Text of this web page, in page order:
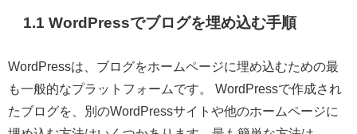
1.1 WordPressでブログを埋め込む手順
WordPressは、ブログをホームページに埋め込むための最
も一般的なプラットフォームです。 WordPressで作成され
たブログを、別のWordPressサイトや他のホームページに